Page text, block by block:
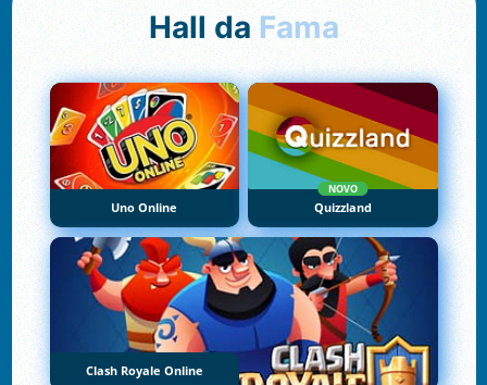
Hall da Fama
Uno Online
NOVO
Quizzland
Clash Royale Online